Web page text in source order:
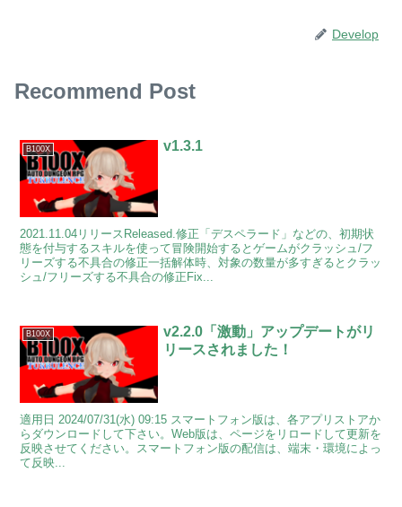
Develop
Recommend Post
B100X v1.3.1
2021.11.04リリースReleased.修正「デスペラード」などの、初期状
態を付与するスキルを使って冒険開始するとゲームがクラッシュ/フ
リーズする不具合の修正一括解体時、対象の数量が多すぎるとクラッ
シュ/フリーズする不具合の修正Fix...
B100X
v2.2.0「激動」アップデートがリ
リースされました！
適用日 2024/07/31(水) 09:15 スマートフォン版は、各アプリストアか
らダウンロードして下さい。Web版は、ページをリロードして更新を
反映させてください。スマートフォン版の配信は、端末・環境によっ
て反映...